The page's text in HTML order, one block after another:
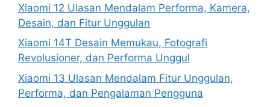
Xiaomi 12 Ulasan Mendalam Performa, Kamera,
Desain, dan Fitur Unggulan
Xiaomi 14T Desain Memukau, Fotografi
Revolusioner, dan Performa Unggul
Xiaomi 13 Ulasan Mendalam Fitur Unggulan,
Performa, dan Pengalaman Pengguna